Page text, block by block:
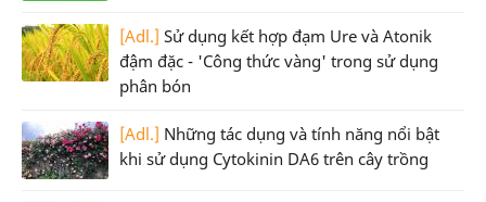
[Adl.] Sử dụng kết hợp đạm Ure và Atonik
đậm đặc - 'Công thức vàng' trong sử dụng
phân bón
[Adl.] Những tác dụng và tính năng nổi bật
khi sử dụng Cytokinin DA6 trên cây trồng